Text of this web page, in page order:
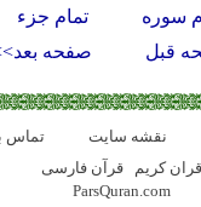
سوره
تمام جزء
قبل
صفحه
تماس نقشه سايت
قران کریم
قرآن فارسی
ParsQuran.com